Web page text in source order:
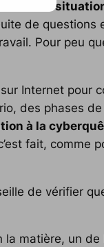
une
de questions
Pour peu
Internet pour
des phases
à la
fait, comme
de vérifier
matière, un